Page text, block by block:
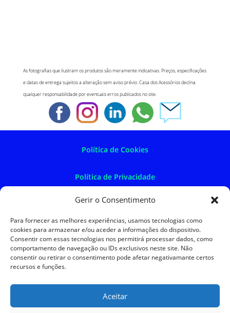
Gerir o Consentimento
Para fornecer as melhores experiências, usamos tecnologias como
cookies para armazenar e/ou aceder a informações do dispositivo.
Consentir com essas tecnologias nos permitirá processar dados, como
comportamento de navegação ou IDs exclusivos neste site. Não
consentir ou retirar o consentimento pode afetar negativamante certos
recursos e funções.
Aceitar
As fotografias que ilustram os produtos são meramente indicativas. Preços, especificações
e datas de entrega sujeitos a alteração sem aviso prévio. Casa dos Acessórios declina
qualquer responsabilidade por eventuais erros publicados no site.
Política de Cookies
Política de Privacidade
Política de Devoluções
Termos e Condições
Resolução de Litígios